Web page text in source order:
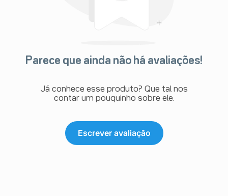
Parece que ainda não há avaliações!
Já conhece esse produto? Que tal nos
contar um pouquinho sobre ele.
Escrever avaliação